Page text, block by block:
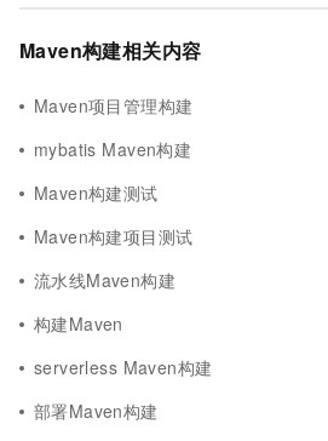
Maven构建相关内容
Maven项目管理构建
mybatis Maven构建
Maven构建测试
Maven构建项目测试
流水线Maven构建
构建Maven
serverless Maven构建
部署Maven构建